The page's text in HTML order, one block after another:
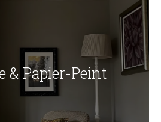
& Papier-Peint